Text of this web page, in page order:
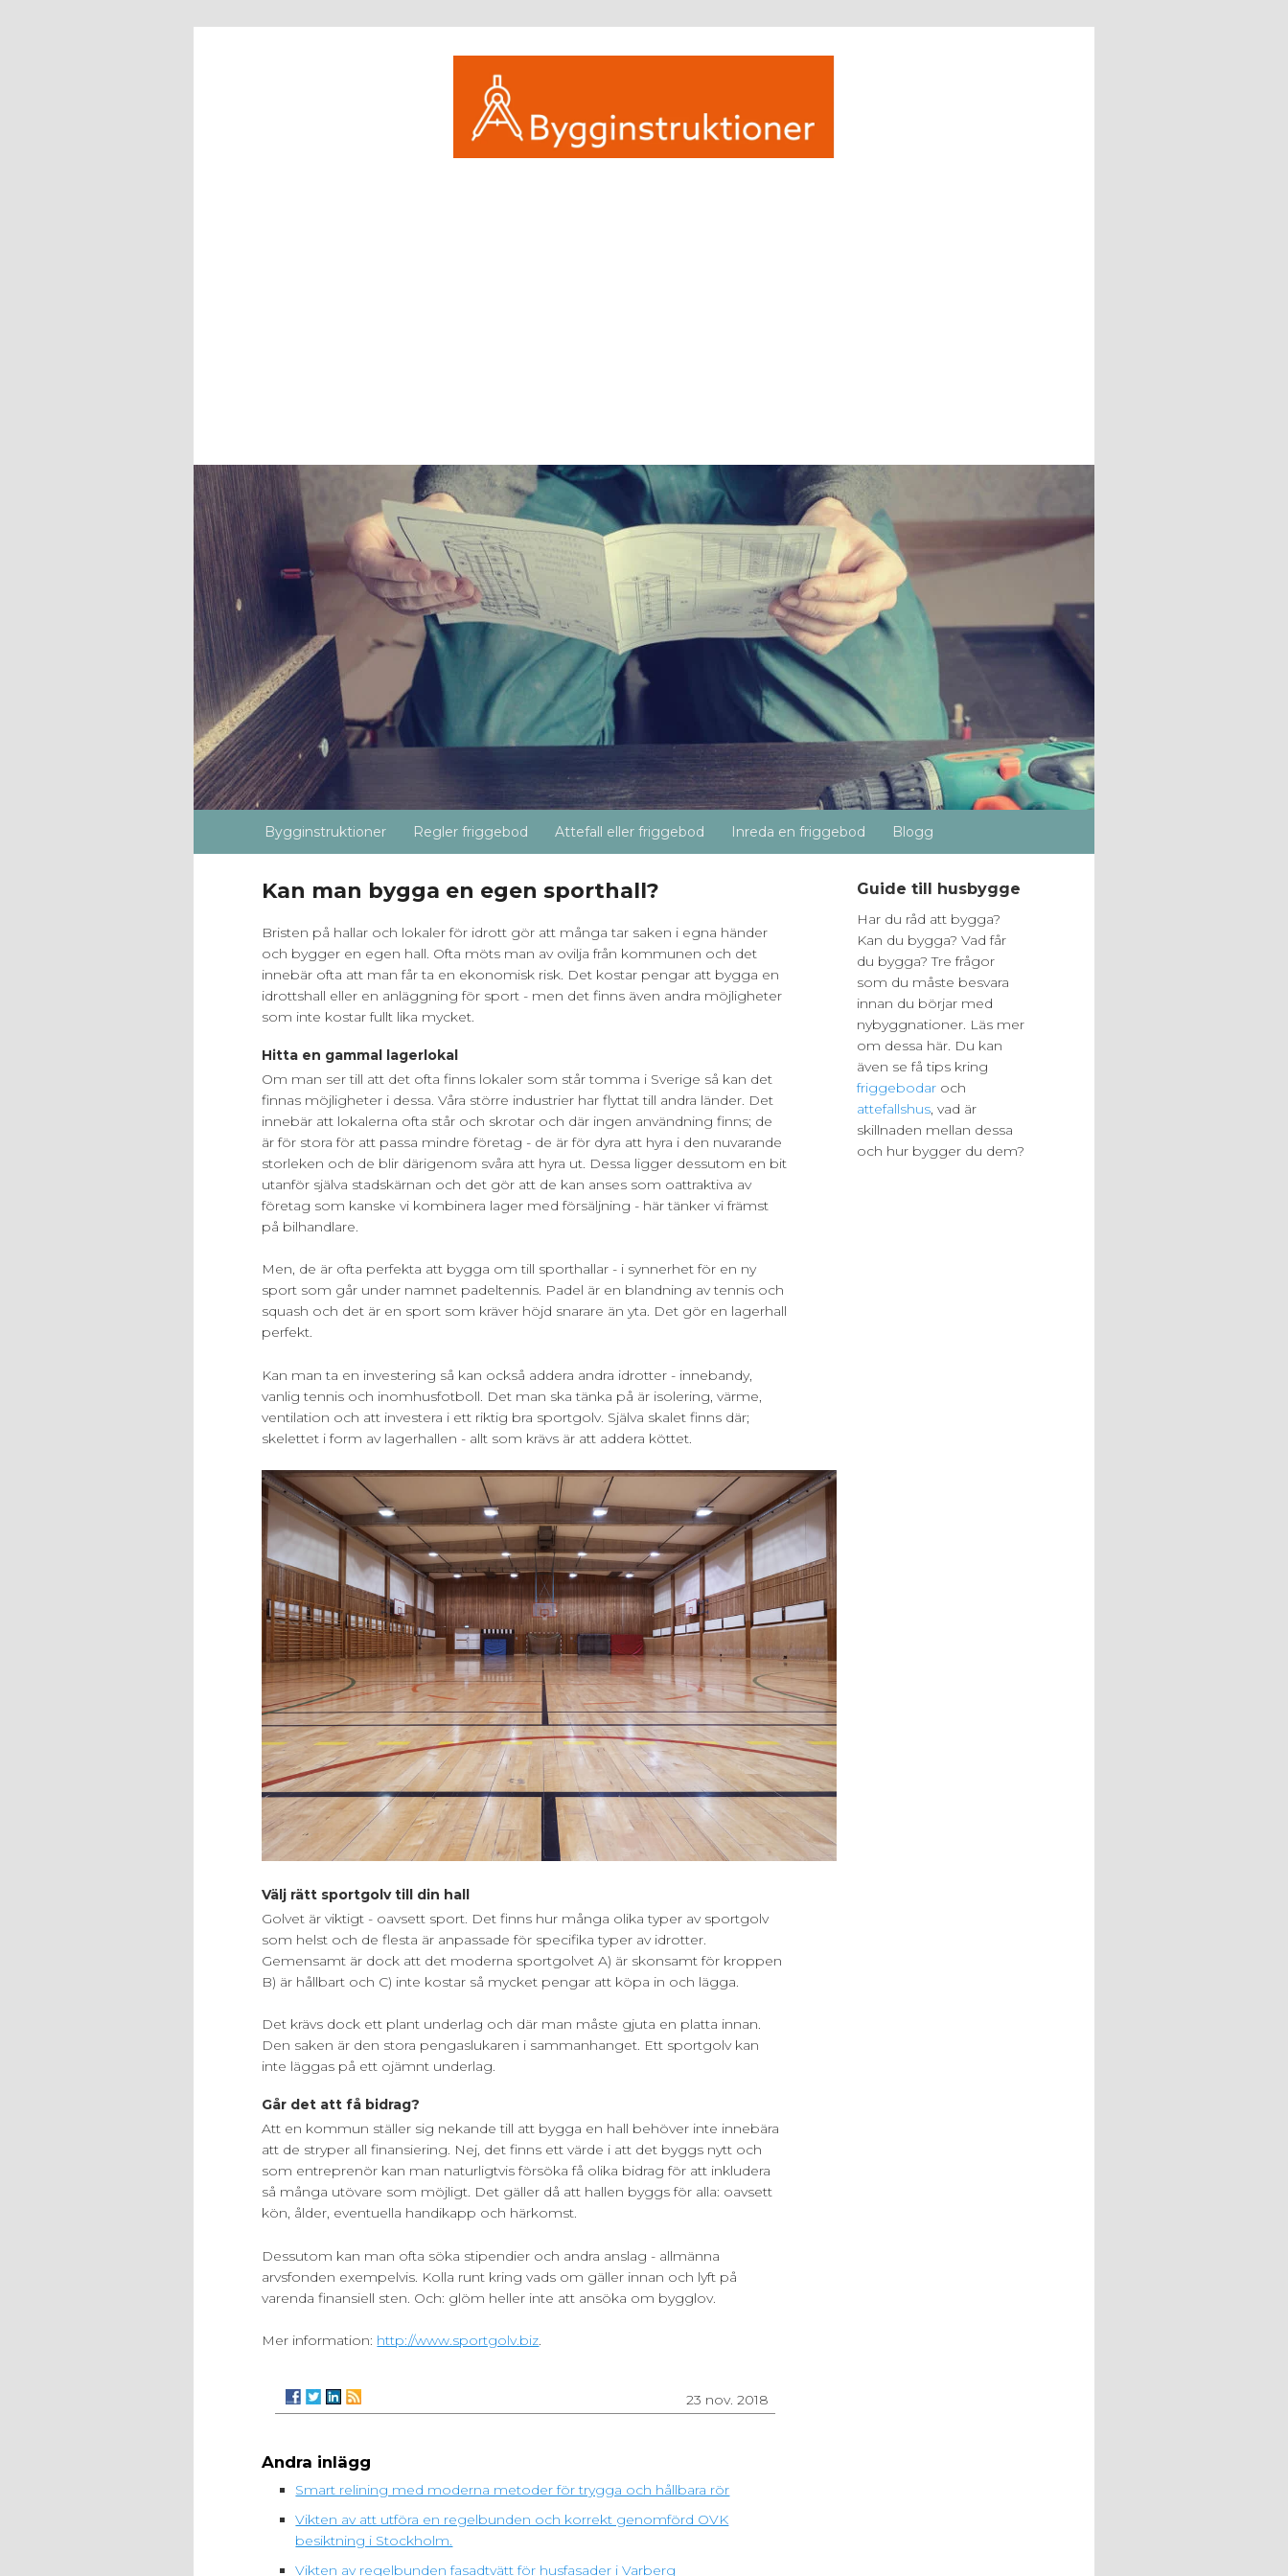
Bygginstruktioner Regler friggebod Attefall eller friggebod Inreda en friggebod Blogg
Kan man bygga en egen sporthall?
Bristen på hallar och lokaler för idrott gör att många tar saken i egna händer
och bygger en egen hall. Ofta möts man av ovilja från kommunen och det
innebär ofta att man får ta en ekonomisk risk. Det kostar pengar att bygga en
idrottshall eller en anläggning för sport - men det finns även andra möjligheter
som inte kostar fullt lika mycket.
Hitta en gammal lagerlokal
Om man ser till att det ofta finns lokaler som står tomma i Sverige så kan det
finnas möjligheter i dessa. Våra större industrier har flyttat till andra länder. Det
innebär att lokalerna ofta står och skrotar och där ingen användning finns; de
är för stora för att passa mindre företag - de är för dyra att hyra i den nuvarande
storleken och de blir därigenom svåra att hyra ut. Dessa ligger dessutom en bit
utanför själva stadskärnan och det gör att de kan anses som oattraktiva av
företag som kanske vi kombinera lager med försäljning - här tänker vi främst
på bilhandlare.
Men, de är ofta perfekta att bygga om till sporthallar - i synnerhet för en ny
sport som går under namnet padeltennis. Padel är en blandning av tennis och
squash och det är en sport som kräver höjd snarare än yta. Det gör en lagerhall
perfekt.
Kan man ta en investering så kan också addera andra idrotter - innebandy,
vanlig tennis och inomhusfotboll. Det man ska tänka på är isolering, värme,
ventilation och att investera i ett riktig bra sportgolv. Själva skalet finns där;
skelettet i form av lagerhallen - allt som krävs är att addera köttet.
Välj rätt sportgolv till din hall
Golvet är viktigt - oavsett sport. Det finns hur många olika typer av sportgolv
som helst och de flesta är anpassade för specifika typer av idrotter.
Gemensamt är dock att det moderna sportgolvet A) är skonsamt för kroppen
B) är hållbart och C) inte kostar så mycket pengar att köpa in och lägga.
Det krävs dock ett plant underlag och där man måste gjuta en platta innan.
Den saken är den stora pengaslukaren i sammanhanget. Ett sportgolv kan
inte läggas på ett ojämnt underlag.
Går det att få bidrag?
Att en kommun ställer sig nekande till att bygga en hall behöver inte innebära
att de stryper all finansiering. Nej, det finns ett värde i att det byggs nytt och
som entreprenör kan man naturligtvis försöka få olika bidrag för att inkludera
så många utövare som möjligt. Det gäller då att hallen byggs för alla: oavsett
kön, ålder, eventuella handikapp och härkomst.
Dessutom kan man ofta söka stipendier och andra anslag - allmänna
arvsfonden exempelvis. Kolla runt kring vads om gäller innan och lyft på
varenda finansiell sten. Och: glöm heller inte att ansöka om bygglov.
Mer information: http://www.sportgolv.biz.
23 nov. 2018
Andra inlägg
Smart relining med moderna metoder för trygga och hållbara rör
Vikten av att utföra en regelbunden och korrekt genomförd OVK
besiktning i Stockholm.
Vikten av regelbunden fasadtvätt för husfasader i Varberg
Guide till husbygge
Har du råd att bygga?
Kan du bygga? Vad får
du bygga? Tre frågor
som du måste besvara
innan du börjar med
nybyggnationer. Läs mer
om dessa här. Du kan
även se få tips kring
friggebodar och
attefallshus, vad är
skillnaden mellan dessa
och hur bygger du dem?